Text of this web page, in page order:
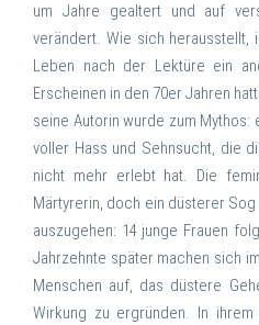
um Jahre gealtert und auf
verändert. Wie sich herausstellt,
Leben nach der Lektüre ein
Erscheinen in den 70er Jahren
seine Autorin wurde zum
voller Hass und Sehnsucht, die
nicht mehr erlebt hat. Die
Märtyrerin, doch ein düsterer
auszugehen: 14 junge Frauen
Jahrzehnte später machen sich
Menschen auf, das düstere
Wirkung zu ergründen. In